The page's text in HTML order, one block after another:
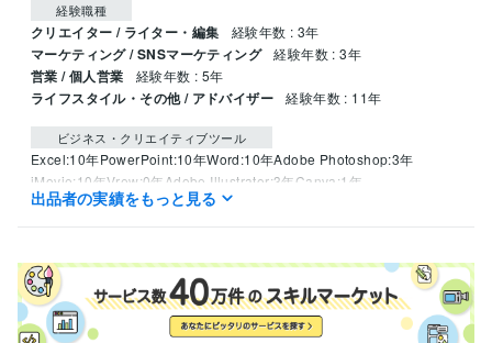
経験職種
クリエイター / ライター・編集 経験年数 : 3年
マーケティング / SNSマーケティング 経験年数 : 3年
営業 / 個人営業 経験年数 : 5年
ライフスタイル・その他 / アドバイザー 経験年数 : 11年
ビジネス・クリエイティブツール
Excel:10年PowerPoint:10年Word:10年Adobe Photoshop:3年
iMovie:10年Vrew:0年 Adobe Illustrator:3年Canva:1年
Adobe InDesign:1年GarageBand:7年
出品者の実績をもっと見る